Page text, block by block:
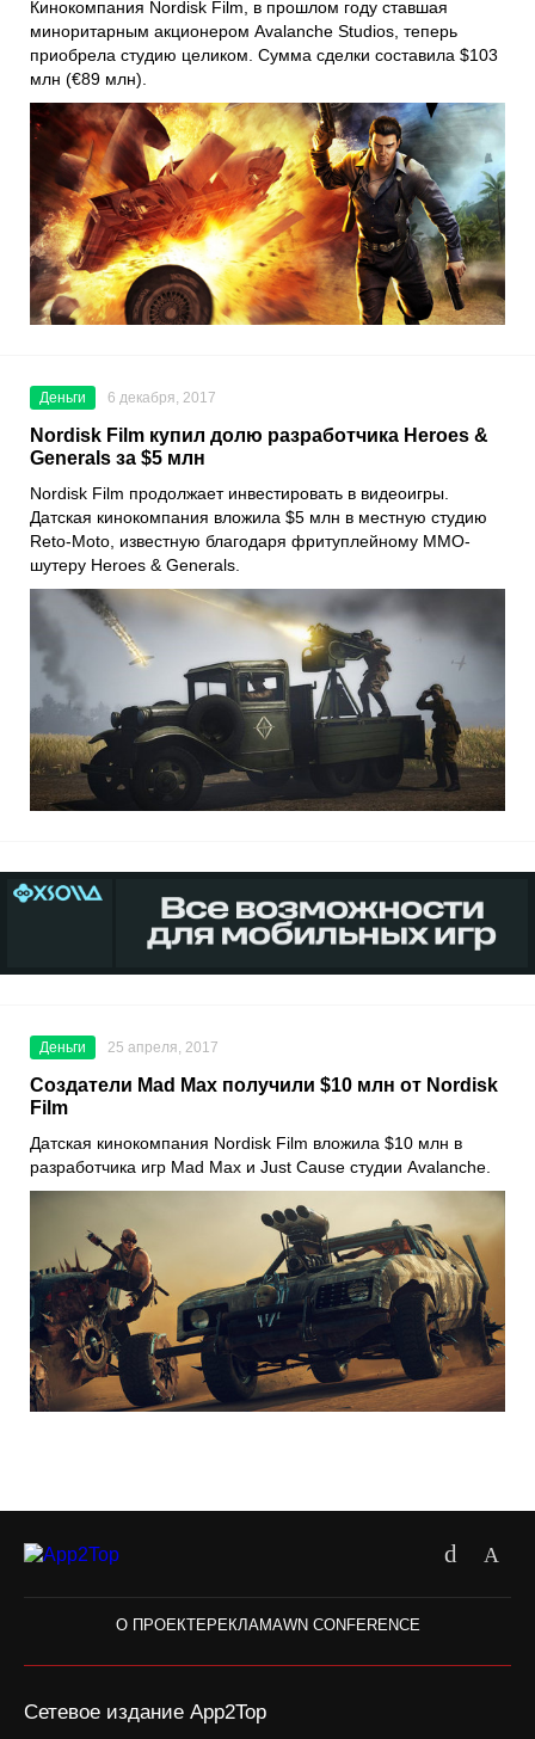
Кинокомпания Nordisk Film, в прошлом году ставшая
миноритарным акционером Avalanche Studios, теперь
приобрела студию целиком. Сумма сделки составила $103
млн (€89 млн).
Деньги 6 декабря, 2017
Nordisk Film купил долю разработчика Heroes &
Generals за $5 млн
Nordisk Film продолжает инвестировать в видеоигры.
Датская кинокомпания вложила $5 млн в местную студию
Reto-Moto, известную благодаря фритуплейному MMO-
шутеру Heroes & Generals.
Деньги 25 апреля, 2017
Создатели Mad Max получили $10 млн от Nordisk
Film
Датская кинокомпания Nordisk Film вложила $10 млн в
разработчика игр Mad Max и Just Cause студии Avalanche.
О ПРОЕКТЕРЕКЛАМАWN CONFERENCE
Сетевое издание App2Top